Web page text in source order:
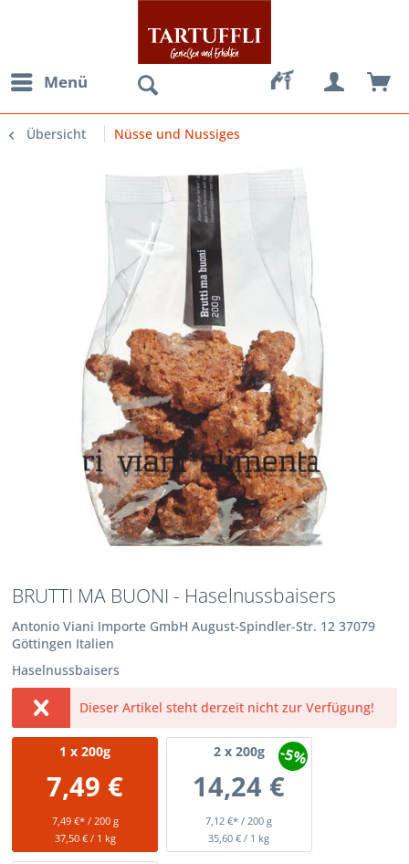
Menü
Übersicht Nüsse und Nussiges
BRUTTI MA BUONI - Haselnussbaisers
Antonio Viani Importe GmbH August-Spindler-Str. 12 37079
Göttingen Italien
Haselnussbaisers
Dieser Artikel steht derzeit nicht zur Verfügung!
1 x 200g
7,49 €
7,49 €* / 200 g
37,50 € / 1 kg
2x 200g
14,24 €
7,12 €* / 200 g
-5%
35,60 € / 1 kg